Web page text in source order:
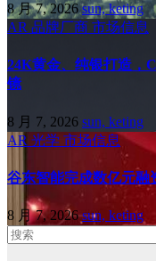
8 月 7, 2026sun, keting
AR 品牌厂商 市场信息
24K黄金、纯银打造，
镜
8 月 7, 2026 sun, keting
AR 光学 市场信息
谷东智能完成数亿元融
8 月 7, 2026sun, keting